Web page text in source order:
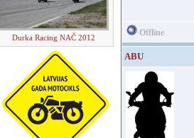
Durka Racing NAČ 2012 Offline
ABU